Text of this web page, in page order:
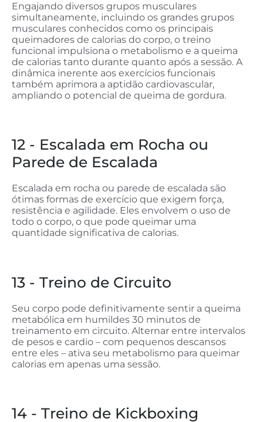
Engajando diversos grupos musculares
simultaneamente, incluindo os grandes grupos
musculares conhecidos como os principais
queimadores de calorias do corpo, o treino
funcional impulsiona o metabolismo e a queima
de calorias tanto durante quanto após a sessão. A
dinâmica inerente aos exercícios funcionais
também aprimora a aptidão cardiovascular,
ampliando o potencial de queima de gordura.
12 - Escalada em Rocha ou
Parede de Escalada
Escalada em rocha ou parede de escalada são
ótimas formas de exercício que exigem força,
resistência e agilidade. Eles envolvem o uso de
todo o corpo, o que pode queimar uma
quantidade significativa de calorias.
13 - Treino de Circuito
Seu corpo pode definitivamente sentir a queima
metabólica em humildes 30 minutos de
treinamento em circuito. Alternar entre intervalos
de pesos e cardio – com pequenos descansos
entre eles – ativa seu metabolismo para queimar
calorias em apenas uma sessão.
14 - Treino de Kickboxing